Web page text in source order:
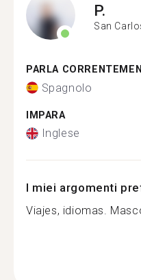
P.
San
PARLA
Spagnolo
IMPARA
Inglese
I miei argomenti
Viajes, idiomas.